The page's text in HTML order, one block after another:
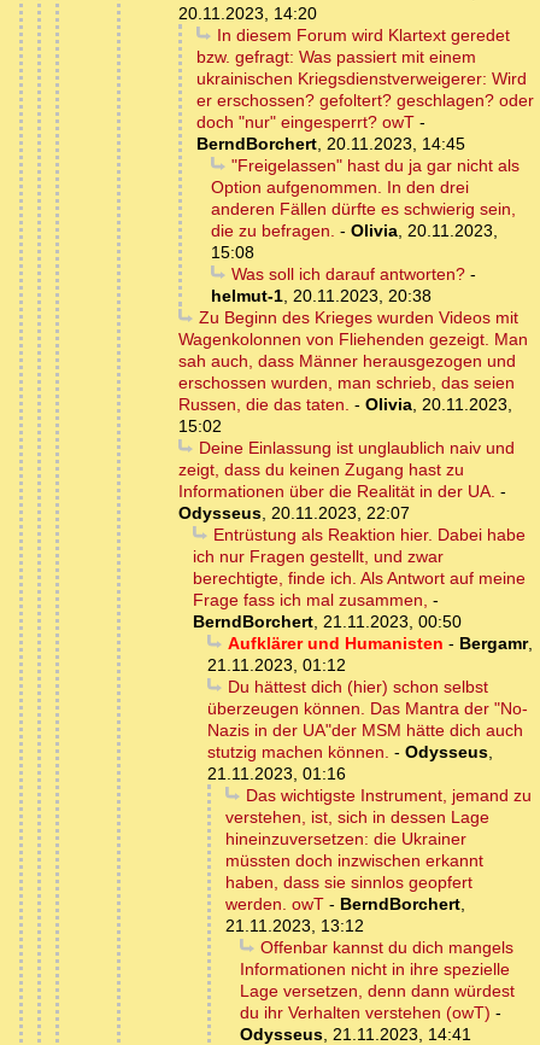
20.11.2023, 14:20
In diesem Forum wird Klartext geredet
bzw. gefragt: Was passiert mit einem
ukrainischen Kriegsdienstverweigerer: Wird
er erschossen? gefoltert? geschlagen? oder
doch "nur" eingesperrt? owT -
BerndBorchert, 20.11.2023, 14:45
"Freigelassen" hast du ja gar nicht als
Option aufgenommen. In den drei
anderen Fällen dürfte es schwierig sein,
die zu befragen. - Olivia, 20.11.2023,
15:08
Was soll ich darauf antworten?-
helmut-1, 20.11.2023, 20:38
Zu Beginn des Krieges wurden Videos mit
Wagenkolonnen von Fliehenden gezeigt. Man
sah auch, dass Männer herausgezogen und
erschossen wurden, man schrieb, das seien
Russen, die das taten. - Olivia, 20.11.2023,
15:02
Deine Einlassung ist unglaublich naiv und
zeigt, dass du keinen Zugang hast zu
Informationen über die Realität in der UA. -
Odysseus, 20.11.2023, 22:07
Entrüstung als Reaktion hier. Dabei habe
ich nur Fragen gestellt, und zwar
berechtigte, finde ich. Als Antwort auf meine
Frage fass ich mal zusammen, -
BerndBorchert, 21.11.2023, 00:50
Aufklärer und Humanisten - Bergamr,
21.11.2023, 01:12
Du hättest dich (hier) schon selbst
überzeugen können. Das Mantra der "No-
Nazis in der UA"der MSM hätte dich auch
stutzig machen können. - Odysseus,
21.11.2023, 01:16
Das wichtigste Instrument, jemand zu
verstehen, ist, sich in dessen Lage
hineinzuversetzen: die Ukrainer
müssten doch inzwischen erkannt
haben, dass sie sinnlos geopfert
werden. owT - BerndBorchert,
21.11.2023, 13:12
Offenbar kannst du dich mangels
Informationen nicht in ihre spezielle
Lage versetzen, denn dann würdest
du ihr Verhalten verstehen (owT) -
Odysseus, 21.11.2023, 14:41